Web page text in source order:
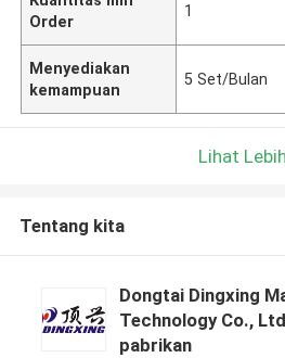
Order
1
Menyediakan
kemampuan
5 Set/Bulan
Lihat Lebih
Tentang kita
Dongtai Dingxing
Technology Co.,
pabrikan